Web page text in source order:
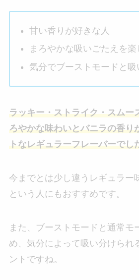
甘い香りが好きな人
まろやかな吸いごたえを楽
気分でブーストモードと吸
ラッキー・ストライク・スムー
ろやかな味わいとバニラの香り
トなレギュラーフレーバーでし
今までとは少し違うレギュラー
という人にもおすすめです。
また、ブーストモードと通常モ
め、気分によって吸い分けられ
ントですね。